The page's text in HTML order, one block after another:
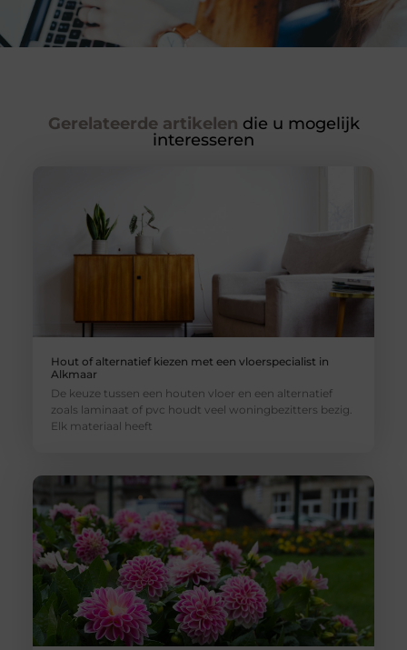
Gerelateerde artikelen die u mogelijk
interesseren
Hout of alternatief kiezen met een vloerspecialist in
Alkmaar
De keuze tussen een houten vloer en een alternatief
zoals laminaat of pvc houdt veel woningbezitters bezig.
Elk materiaal heeft